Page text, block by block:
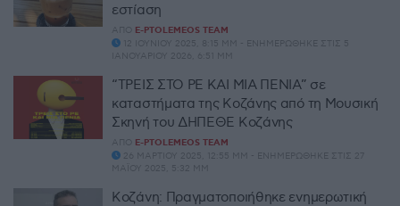
εστίαση
ΑΠΌ E-PTOLEMEOS TEAM
12 ΙΟΥΝΊΟΥ 2025, 8:15 ΜΜ - ΕΝΗΜΕΡΏΘΗΚΕ ΣΤΙΣ 5
ΙΑΝΟΥΑΡΊΟΥ 2026, 6:51 ΜΜ
“ΤΡΕΙΣ ΣΤΟ ΡΕ ΚΑΙ ΜΙΑ ΠΕΝΙΑ” σε
καταστήματα της Κοζάνης από τη Μουσική
Σκηνή του ΔΗΠΕΘΕ Κοζάνης
ΑΠΌ E-PTOLEMEOS TEAM
26 ΜΑΡΤΊΟΥ 2025, 12:55 ΜΜ - ΕΝΗΜΕΡΏΘΗΚΕ ΣΤΙΣ 27
ΜΑΪ́ΟΥ 2025, 5:32 ΜΜ
Κοζάνη: Πραγματοποιήθηκε ενημερωτική